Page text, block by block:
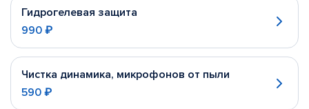
Гидрогелевая защита
990 ₽
Чистка динамика, микрофонов от пыли
590 ₽